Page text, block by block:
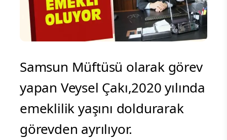
Samsun Müftüsü olarak görev
yapan Veysel Çakı,2020 yılında
emeklilik yaşını doldurarak
görevden ayrılıyor.